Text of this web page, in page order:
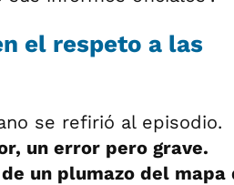
el respeto a las
se refirió al episodio.
un error pero grave.
un plumazo del mapa